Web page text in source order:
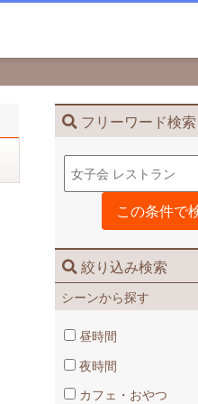
フリーワード検索
絞り込み検索
シーンから探す
昼時間
夜時間
カフェ・おやつ